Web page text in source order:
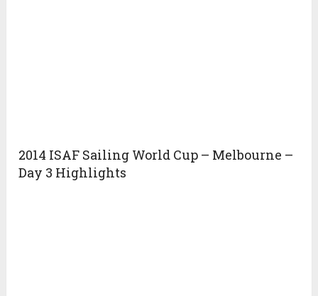
2014 ISAF Sailing World Cup – Melbourne –
Day 3 Highlights